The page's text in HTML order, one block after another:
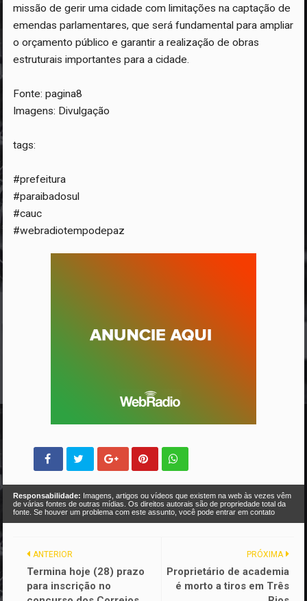
missão de gerir uma cidade com limitações na captação de
emendas parlamentares, que será fundamental para ampliar
o orçamento público e garantir a realização de obras
estruturais importantes para a cidade.
Fonte: pagina8
Imagens: Divulgação
tags:
#prefeitura
#paraibadosul
#cauc
#webradiotempodepaz
Responsabilidade: Imagens, artigos ou vídeos que existem na web às vezes vêm
de várias fontes de outras mídias. Os direitos autorais são de propriedade total da
fonte. Se houver um problema com este assunto, você pode entrar em contato
PRÓXIMA
Proprietário de academia
é morto a tiros em Três
ANTERIOR
Termina hoje (28) prazo
para inscrição no